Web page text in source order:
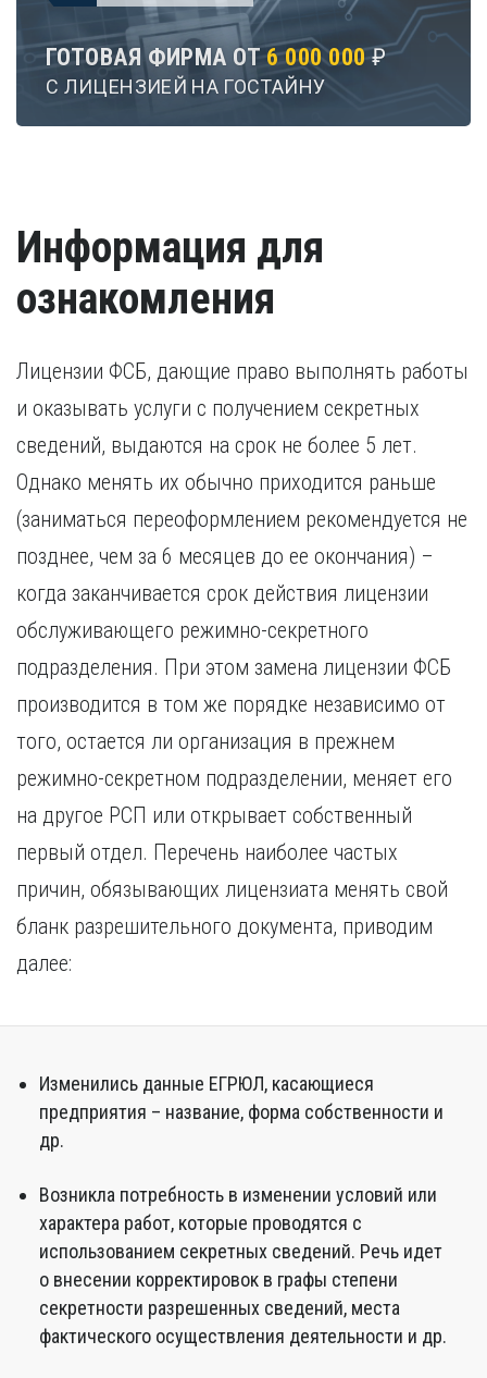
ГОТОВАЯ ФИРМА ОТ6 000 000 ₽
С ЛИЦЕНЗИЕЙ НА ГОСТАЙНУ
Информация для
ознакомления
Лицензии ФСБ, дающие право выполнять работы
и оказывать услуги с получением секретных
сведений, выдаются на срок не более 5 лет.
Однако менять их обычно приходится раньше
(заниматься переоформлением рекомендуется не
позднее, чем за 6 месяцев до ее окончания) –
когда заканчивается срок действия лицензии
обслуживающего режимно-секретного
подразделения. При этом замена лицензии ФСБ
производится в том же порядке независимо от
того, остается ли организация в прежнем
режимно-секретном подразделении, меняет его
на другое РСП или открывает собственный
первый отдел. Перечень наиболее частых
причин, обязывающих лицензиата менять свой
бланк разрешительного документа, приводим
далее:
Изменились данные ЕГРЮЛ, касающиеся
предприятия – название, форма собственности и
др.
Возникла потребность в изменении условий или
характера работ, которые проводятся с
использованием секретных сведений. Речь идет
о внесении корректировок в графы степени
секретности разрешенных сведений, места
фактического осуществления деятельности и др.